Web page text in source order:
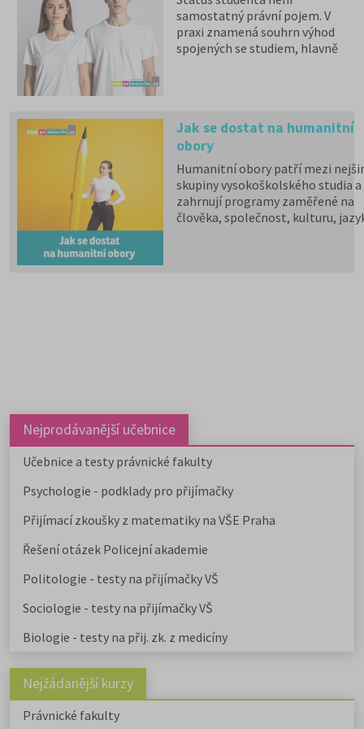
samostatný právní pojem. V
praxi znamená souhrn výhod
spojených se studiem, hlavně
Jak se dostat na humanitní
obory
Humanitní obory patří mezi
skupiny vysokoškolského studia a
zahrnují programy zaměřené na
člověka, společnost, kulturu,
dále v nabídce na 9 soukromých
můžete studovat na 9
fakultách, dvou institutech a
vysokých školách od uměleckých
po ekonomické či technické.
Pedagogicky zaměřené obory
nabízejí také soukromé vysoké
školy.
zaměřené obory a
uvádíme v samostatném článku.
Chystáte se na humanitní
Stáhněte si zdarma e-book s
přehledem humanitních fakult,
Nejprodávanější učebnice
Učebnice a testy právnické fakulty
Psychologie - podklady pro přijímačky
Přijímací zkoušky z matematiky na VŠE Praha
Řešení otázek Policejní akademie
Politologie - testy na přijímačky VŠ
Sociologie - testy na přijímačky VŠ
Biologie - testy na přij. zk. z medicíny
Nejžádanější kurzy
Právnické fakulty